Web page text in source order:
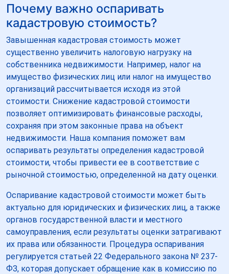
Почему важно оспаривать
кадастровую стоимость?
Завышенная кадастровая стоимость может
существенно увеличить налоговую нагрузку на
собственника недвижимости. Например, налог на
имущество физических лиц или налог на имущество
организаций рассчитывается исходя из этой
стоимости. Снижение кадастровой стоимости
позволяет оптимизировать финансовые расходы,
сохраняя при этом законные права на объект
недвижимости. Наша компания поможет вам
оспаривать результаты определения кадастровой
стоимости, чтобы привести ее в соответствие с
рыночной стоимостью, определенной на дату оценки.
Оспаривание кадастровой стоимости может быть
актуально для юридических и физических лиц, а также
органов государственной власти и местного
самоуправления, если результаты оценки затрагивают
их права или обязанности. Процедура оспаривания
регулируется статьей 22 Федерального закона № 237-
ФЗ, которая допускает обращение как в комиссию по